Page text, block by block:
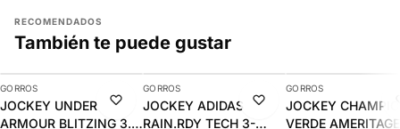
RECOMENDADOS
También te puede gustar
-10%
AGREGAR
GORROS
JOCKEY UNDER
ARMOUR BLITZING 3.0
-10%
AGREGAR
GORROS
JOCKEY ADIDAS
RAIN.RDY TECH 3-
-15%
GORROS
JOCKEY
VERDE AMERITAGE